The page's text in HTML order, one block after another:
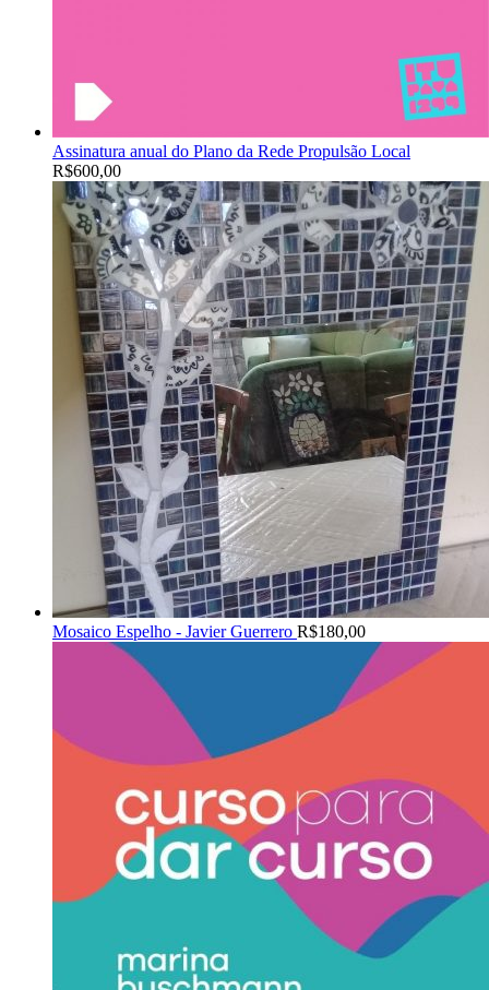
Assinatura anual do Plano da Rede Propulsão Local
R$600,00
Mosaico Espelho - Javier Guerrero R$180,00